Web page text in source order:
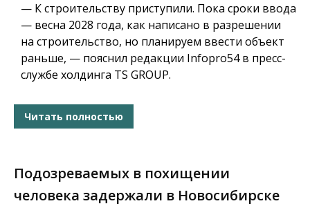
— К строительству приступили. Пока сроки ввода
— весна 2028 года, как написано в разрешении
на строительство, но планируем ввести объект
раньше, — пояснил редакции Infopro54 в пресс-
службе холдинга TS GROUP.
Читать полностью
Подозреваемых в похищении
человека задержали в Новосибирске